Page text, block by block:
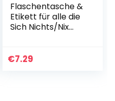
Flaschentasche &
Etikett für alle die
Sich Nichts/Nix
Verpackung für
€7.29